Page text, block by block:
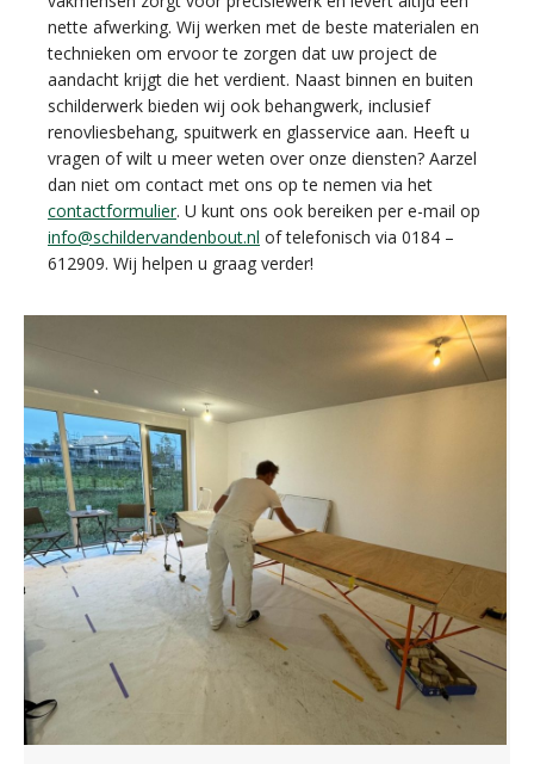
nette afwerking. Wij werken met de beste materialen en
technieken om ervoor te zorgen dat uw project de
aandacht krijgt die het verdient. Naast binnen en buiten
schilderwerk bieden wij ook behangwerk, inclusief
renovliesbehang, spuitwerk en glasservice aan. Heeft u
vragen of wilt u meer weten over onze diensten? Aarzel
dan niet om contact met ons op te nemen via het
contactformulier. U kunt ons ook bereiken per e-mail op
info@schildervandenbout.nl of telefonisch via 0184 –
612909. Wij helpen u graag verder!